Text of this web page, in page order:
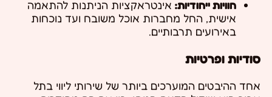
חוויות ייחודיות: אינטראקציות הניתנות להתאמה
אישית, החל מחברות אוכל משובח ועד נוכחות
באירועים תרבותיים.
סודיות ופרטיות
אחד ההיבטים המוערכים ביותר של שירותי ליווי בתל